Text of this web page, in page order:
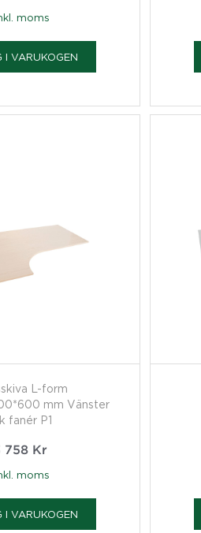
moms
I VARUKOGEN
L-form
mm Vänster
fanér P1
758 Kr
moms
I VARUKOGEN